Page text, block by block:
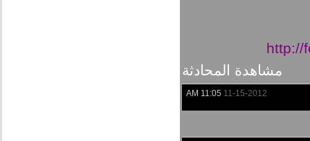
http://
مشاهدة المحادثة
11-15-2012
11:05 AM